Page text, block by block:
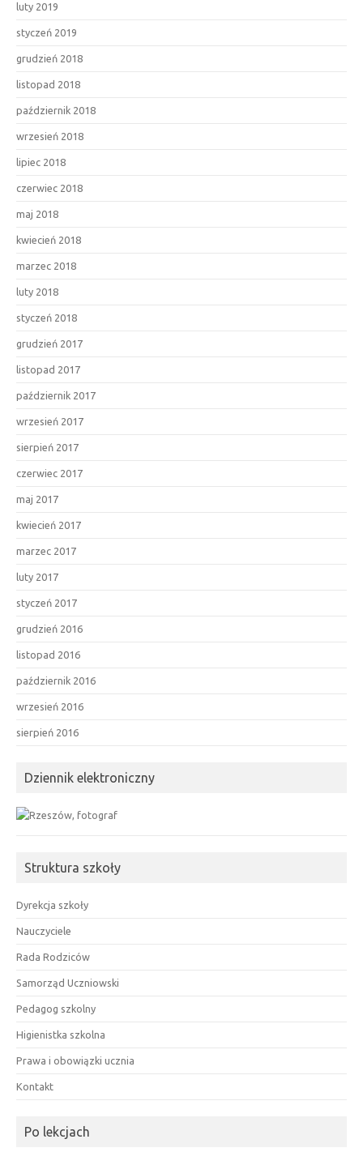
luty 2019
styczeń 2019
grudzień 2018
listopad 2018
październik 2018
wrzesień 2018
lipiec 2018
czerwiec 2018
maj 2018
kwiecień 2018
marzec 2018
luty 2018
styczeń 2018
grudzień 2017
listopad 2017
październik 2017
wrzesień 2017
sierpień 2017
czerwiec 2017
maj 2017
kwiecień 2017
marzec 2017
luty 2017
styczeń 2017
grudzień 2016
listopad 2016
październik 2016
wrzesień 2016
sierpień 2016
Dziennik elektroniczny
Struktura szkoły
Dyrekcja szkoły
Nauczyciele
Rada Rodziców
Samorząd Uczniowski
Pedagog szkolny
Higienistka szkolna
Prawa i obowiązki ucznia
Kontakt
Po lekcjach